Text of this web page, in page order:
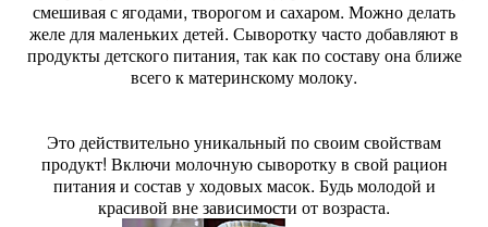
смешивая с ягодами, творогом и сахаром. Можно делать
желе для маленьких детей. Сыворотку часто добавляют в
продукты детского питания, так как по составу она ближе
всего к материнскому молоку.
Это действительно уникальный по своим свойствам
продукт! Включи молочную сыворотку в свой рацион
питания и состав у ходовых масок. Будь молодой и
красивой вне зависимости от возраста.